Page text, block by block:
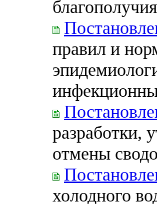
правил и
разработки,
отмены
холодного